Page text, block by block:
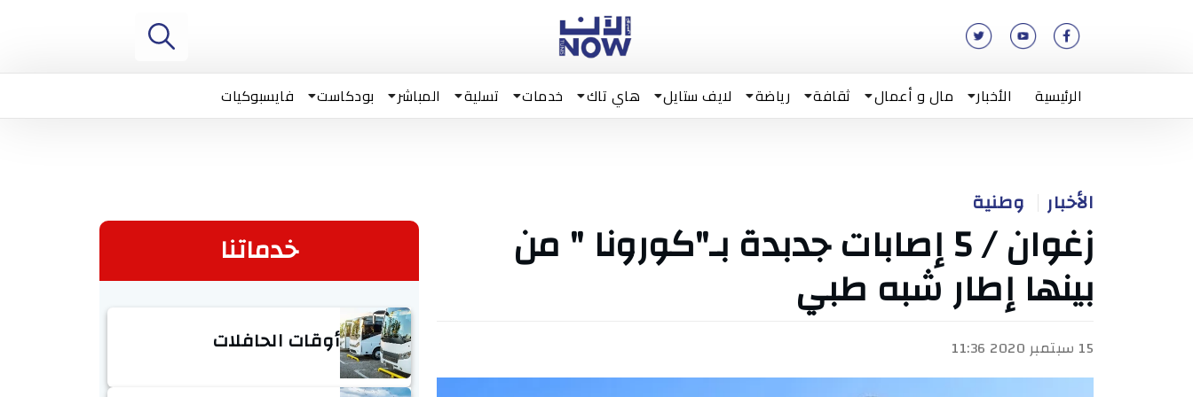
الرئيسية الأخبار مال و أعمال ثقافة رياضة لايف ستايل هاي تاك خدمات تسلية المباشر بودكاست فايسبوكيات
الأخبار وطنية
زغوان / 5 إصابات جدبدة بـ"كورونا " من
بينها إطار شبه طبي
15 سبتمبر 2020 11:36
خدماتنا
أوقات الحافلات